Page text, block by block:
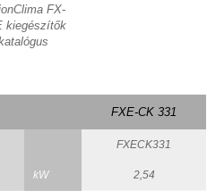
FX-
kiegészítők
FXE-CK 331
FXECK331
kW 2,54